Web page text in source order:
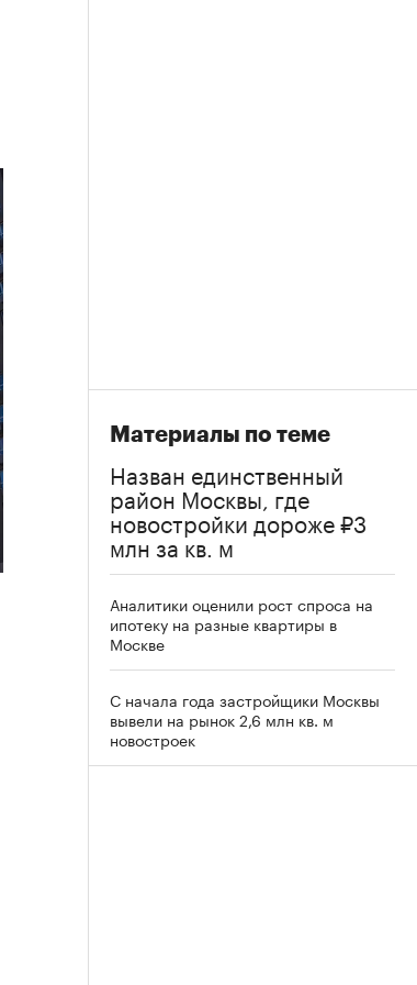
Материалы по теме
Назван единственный
район Москвы, где
новостройки дороже ₽3
млн за кв. м
Аналитики оценили рост спроса на
ипотеку на разные квартиры в
Москве
С начала года застройщики Москвы
вывели на рынок 2,6 млн кв. м
новостроек